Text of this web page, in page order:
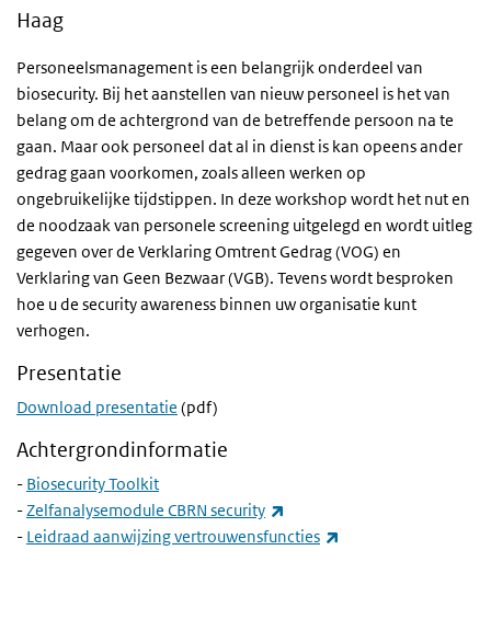
Haag
Personeelsmanagement is een belangrijk onderdeel van
biosecurity. Bij het aanstellen van nieuw personeel is het van
belang om de achtergrond van de betreffende persoon na te
gaan. Maar ook personeel dat al in dienst is kan opeens ander
gedrag gaan voorkomen, zoals alleen werken op
ongebruikelijke tijdstippen. In deze workshop wordt het nut en
de noodzaak van personele screening uitgelegd en wordt uitleg
gegeven over de Verklaring Omtrent Gedrag (VOG) en
Verklaring van Geen Bezwaar (VGB). Tevens wordt besproken
hoe u de security awareness binnen uw organisatie kunt
verhogen.
Presentatie
Download presentatie (pdf)
Achtergrondinformatie
- Biosecurity Toolkit
-Zelfanalysemodule CBRN security
- Leidraad aanwijzing vertrouwensfuncties